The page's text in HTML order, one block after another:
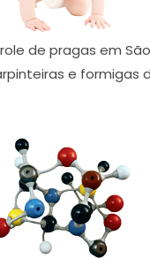
de pragas em
e formigas